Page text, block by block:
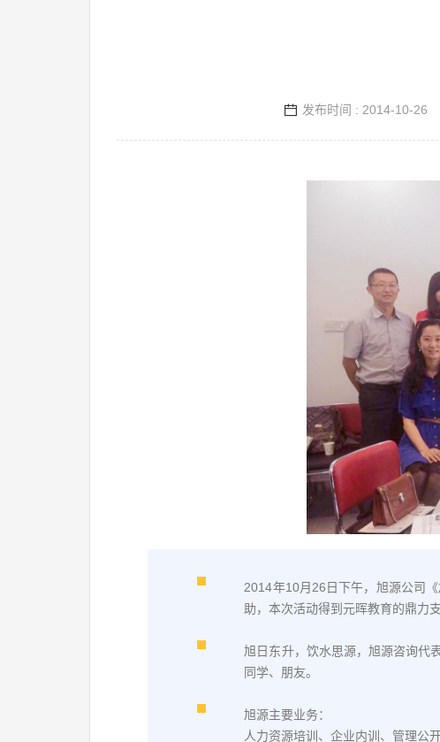
发布时间 : 2014-10-26
2014年10月26日下午，旭源公司
助，本次活动得到元晖教育的鼎力支
旭日东升，饮水思源，旭源咨询代
同学、朋友。
旭源主要业务：
人力资源培训、企业内训、管理公